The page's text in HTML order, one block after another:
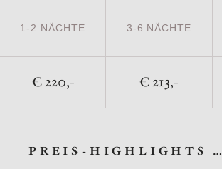
1-2 NÄCHTE 3-6 NÄCHTE
220,- 213,-
PREIS-HIGHLIGHTS …